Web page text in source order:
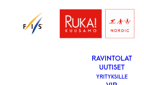
VAPAAEHTOISEKSI
YLEISÖLLE
­RAVINTOLAT
UUTISET
YRITYKSILLE